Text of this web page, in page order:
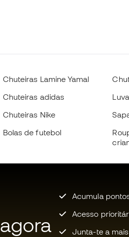
Chuteiras Lamine Yamal
Chuteiras adidas
Chuteiras Nike
Bolas de futebol
agora
Acumula
Acesso
Junta-te a